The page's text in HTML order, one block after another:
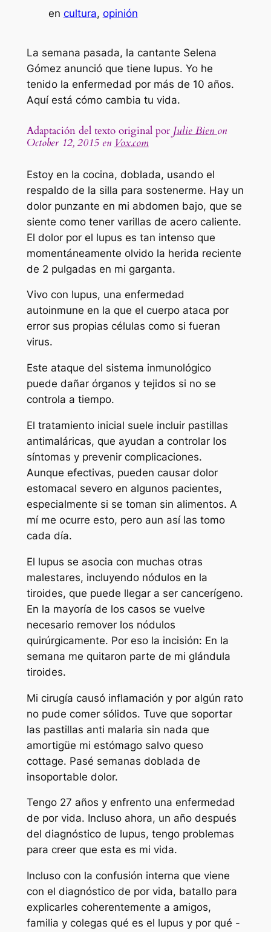
en cultura, opinión
La semana pasada, la cantante Selena
Gómez anunció que tiene lupus. Yo he
tenido la enfermedad por más de 10 años.
Aquí está cómo cambia tu vida.
Adaptación del texto original por Julie Bien on
October 12, 2015 en Vox.com
Estoy en la cocina, doblada, usando el
respaldo de la silla para sostenerme. Hay un
dolor punzante en mi abdomen bajo, que se
siente como tener varillas de acero caliente.
El dolor por el lupus es tan intenso que
momentáneamente olvido la herida reciente
de 2 pulgadas en mi garganta.
Vivo con lupus, una enfermedad
autoinmune en la que el cuerpo ataca por
error sus propias células como si fueran
virus.
Este ataque del sistema inmunológico
puede dañar órganos y tejidos si no se
controla a tiempo.
El tratamiento inicial suele incluir pastillas
antimaláricas, que ayudan a controlar los
síntomas y prevenir complicaciones.
Aunque efectivas, pueden causar dolor
estomacal severo en algunos pacientes,
especialmente si se toman sin alimentos. A
mí me ocurre esto, pero aun así las tomo
cada día.
El lupus se asocia con muchas otras
malestares, incluyendo nódulos en la
tiroides, que puede llegar a ser cancerígeno.
En la mayoría de los casos se vuelve
necesario remover los nódulos
quirúrgicamente. Por eso la incisión: En la
semana me quitaron parte de mi glándula
tiroides.
Mi cirugía causó inflamación y por algún rato
no pude comer sólidos. Tuve que soportar
las pastillas anti malaria sin nada que
amortigüe mi estómago salvo queso
cottage. Pasé semanas doblada de
insoportable dolor.
Tengo 27 años y enfrento una enfermedad
de por vida. Incluso ahora, un año después
del diagnóstico de lupus, tengo problemas
para creer que esta es mi vida.
Incluso con la confusión interna que viene
con el diagnóstico de por vida, batallo para
explicarles coherentemente a amigos,
familia y colegas qué es el lupus y por qué -